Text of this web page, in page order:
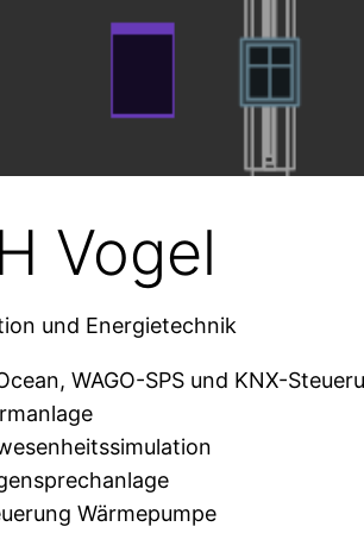
Vogel
und Energietechnik
WAGO-SPS und KNX-
Wärmepumpe